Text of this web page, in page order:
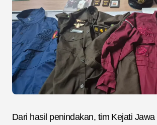
Dari hasil penindakan, tim Kejati